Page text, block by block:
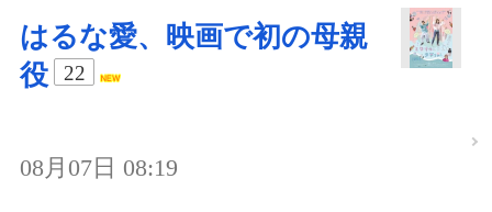
はるな愛、映画で初の母親
役
22
08月07日 08:19